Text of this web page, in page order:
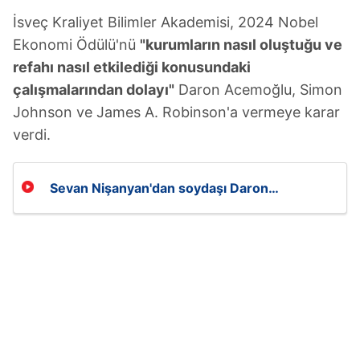
İsveç Kraliyet Bilimler Akademisi, 2024 Nobel
Ekonomi Ödülü'nü "kurumların nasıl oluştuğu ve
refahı nasıl etkilediği konusundaki
çalışmalarından dolayı" Daron Acemoğlu, Simon
Johnson ve James A. Robinson'a vermeye karar
verdi.
Sevan Nişanyan'dan soydaşı Daron